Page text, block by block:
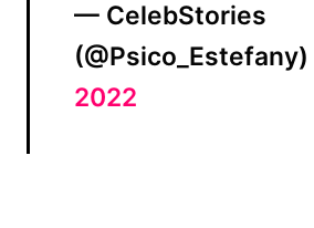
— CelebStories
(@Psico_Estefany)
2022